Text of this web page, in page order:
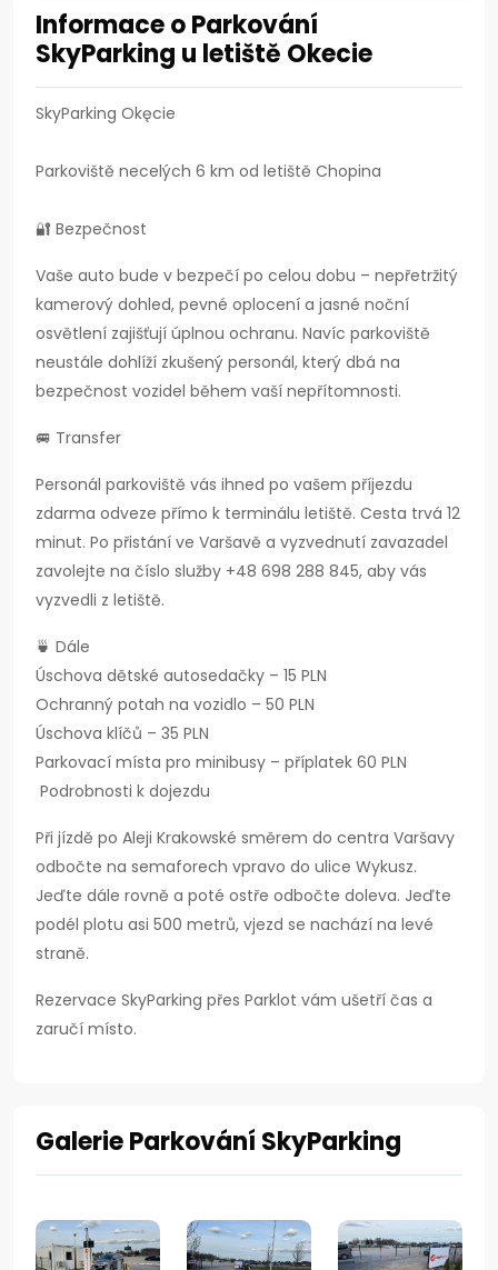
Informace o Parkování
SkyParking u letiště Okecie
SkyParking Okęcie
Parkoviště necelých 6 km od letiště Chopina
🔐 Bezpečnost
Vaše auto bude v bezpečí po celou dobu – nepřetržitý
kamerový dohled, pevné oplocení a jasné noční
osvětlení zajišťují úplnou ochranu. Navíc parkoviště
neustále dohlíží zkušený personál, který dbá na
bezpečnost vozidel během vaší nepřítomnosti.
🚐 Transfer
Personál parkoviště vás ihned po vašem příjezdu
zdarma odveze přímo k terminálu letiště. Cesta trvá 12
minut. Po přistání ve Varšavě a vyzvednutí zavazadel
zavolejte na číslo služby +48 698 288 845, aby vás
vyzvedli z letiště.
🍵 Dále
Úschova dětské autosedačky – 15 PLN
Ochranný potah na vozidlo – 50 PLN
Úschova klíčů – 35 PLN
Parkovací místa pro minibusy – příplatek 60 PLN
Podrobnosti k dojezdu
Při jízdě po Aleji Krakowské směrem do centra Varšavy
odbočte na semaforech vpravo do ulice Wykusz.
Jeďte dále rovně a poté ostře odbočte doleva. Jeďte
podél plotu asi 500 metrů, vjezd se nachází na levé
straně.
Rezervace SkyParking přes Parklot vám ušetří čas a
zaručí místo.
Galerie Parkování SkyParking